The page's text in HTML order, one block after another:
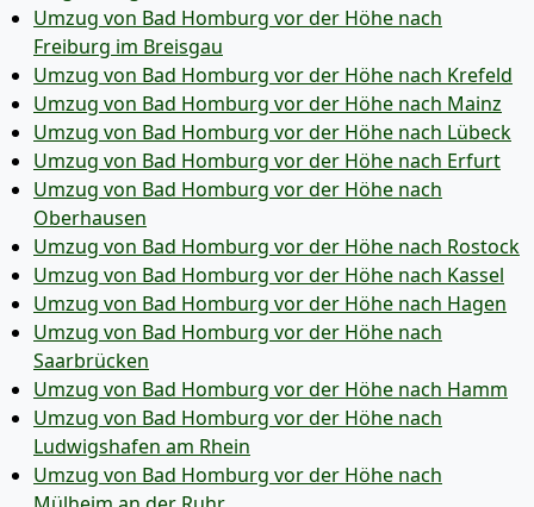
Umzug von Bad Homburg vor der Höhe nach
Freiburg im Breisgau
Umzug von Bad Homburg vor der Höhe nach Krefeld
Umzug von Bad Homburg vor der Höhe nach Mainz
Umzug von Bad Homburg vor der Höhe nach Lübeck
Umzug von Bad Homburg vor der Höhe nach Erfurt
Umzug von Bad Homburg vor der Höhe nach
Oberhausen
Umzug von Bad Homburg vor der Höhe nach Rostock
Umzug von Bad Homburg vor der Höhe nach Kassel
Umzug von Bad Homburg vor der Höhe nach Hagen
Umzug von Bad Homburg vor der Höhe nach
Saarbrücken
Umzug von Bad Homburg vor der Höhe nach Hamm
Umzug von Bad Homburg vor der Höhe nach
Ludwigshafen am Rhein
Umzug von Bad Homburg vor der Höhe nach